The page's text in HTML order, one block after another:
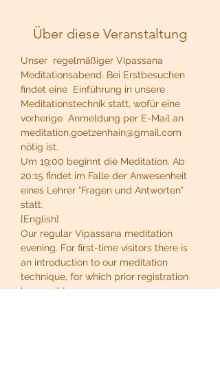
Über diese Veranstaltung
Unser  regelmäßiger Vipassana
Meditationsabend. Bei Erstbesuchen
findet eine  Einführung in unsere
Meditationstechnik statt, wofür eine
vorherige  Anmeldung per E-Mail an
meditation.goetzenhain@gmail.com
nötig ist.
Um 19:00 beginnt die Meditation. Ab
20:15 findet im Falle der Anwesenheit
eines Lehrer "Fragen und Antworten"
statt.
[English]
Our regular Vipassana meditation
evening. For first-time visitors there is
an introduction to our meditation
technique, for which prior registration
by email to